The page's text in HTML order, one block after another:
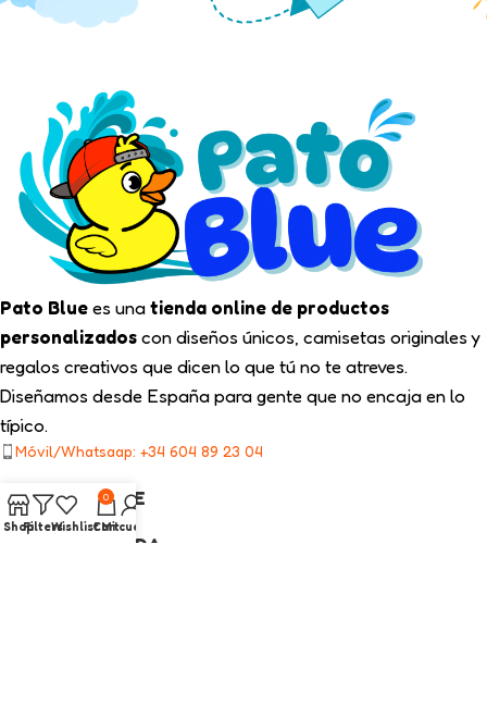
Pato Bluees unatienda online de productos
personalizadoscon diseños únicos, camisetas originales y
regalos creativos que dicen lo que tú no te atreves.
Diseñamos desde España para gente que no encaja en lo
típico.
Móvil/Whatsaap: +34 604 89 23 04
TIPS PATO BLUE
NUESTRA TIENDA
ShopFiltersWishlist
0
Cart
Mi cuenta